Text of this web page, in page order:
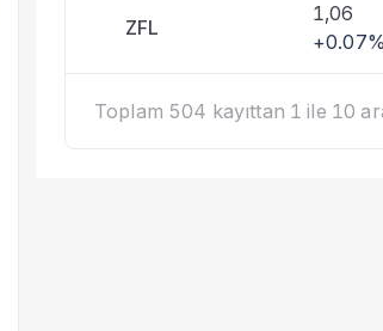
ZFL
1,06
+0.07%
Toplam 504 kayıttan 1 ile 10